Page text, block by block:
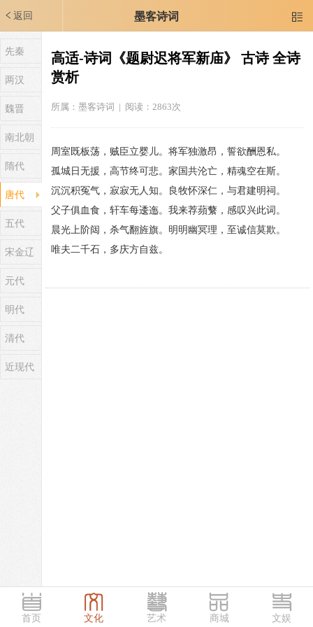
返回 墨客诗词 
先秦
两汉
魏晋
南北朝
隋代
唐代
五代
宋金辽
元代
明代
清代
近现代
高适-诗词《题尉迟将军新庙》 古诗 全诗
赏析
所属： 墨客诗词 | 阅读：2863次
周室既板荡，贼臣立婴儿。将军独激昂，誓欲酬恩私。
孤城日无援，高节终可悲。家国共沦亡，精魂空在斯。
沉沉积冤气，寂寂无人知。良牧怀深仁，与君建明祠。
父子俱血食，轩车每逶迤。我来荐蘋蘩，感叹兴此词。
晨光上阶闼，杀气翻旌旗。明明幽冥理，至诚信莫欺。
唯夫二千石，多庆方自兹。
首页 文化 艺术 商城 文娱